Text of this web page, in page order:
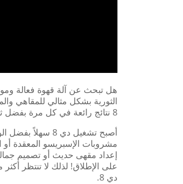
الثورية بشكل مثالي للمقاهي
8 نتائج رائعة في كل مرة بفضل ثباتها العالي للحرارة والضغط، بحيث يمكنك التركيز بشكل أقل على القلق بشأن ماكينات القهوة الخاصة بك.
أصبح تشغيل دي
مشروبات الإسبريسو المعقدة أو
إعداد مقهى حديث أو تصميم
على الإطلاق! لذلك لا تنتظر
دي 8.